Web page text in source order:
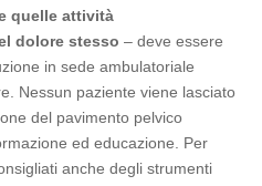
quelle attività
dolore stesso – deve essere
in sede ambulatoriale
Nessun paziente viene lasciato
del pavimento pelvico
ed educazione. Per
anche degli strumenti